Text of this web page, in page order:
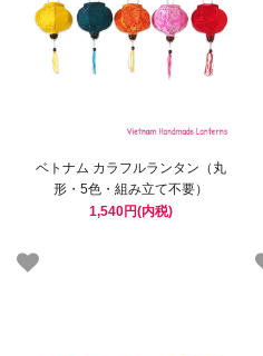
ベトナム カラフルランタン（丸
形・5色・組み立て不要）
1,540円(内税)